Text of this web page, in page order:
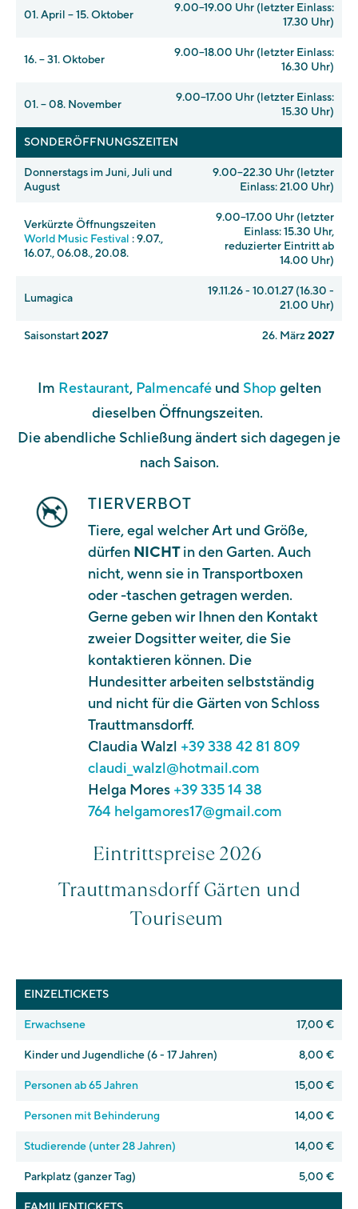
01. April – 15. Oktober
9.00–19.00 Uhr (letzter Einlass:
17.30 Uhr)
16. – 31. Oktober
9.00–18.00 Uhr (letzter Einlass:
16.30 Uhr)
01. – 08. November
9.00–17.00 Uhr (letzter Einlass:
15.30 Uhr)
SONDERÖFFNUNGSZEITEN
Donnerstags im Juni, Juli und
August
9.00–22.30 Uhr (letzter
Einlass: 21.00 Uhr)
Verkürzte Öffnungszeiten
World Music Festival : 9.07.,
16.07., 06.08., 20.08.
9.00–17.00 Uhr (letzter
Einlass: 15.30 Uhr,
reduzierter Eintritt ab
14.00 Uhr)
Lumagica
19.11.26 - 10.01.27 (16.30 -
21.00 Uhr)
Saisonstart2027 26. März2027
Im Restaurant, Palmencafé und Shop gelten
dieselben Öffnungszeiten.
Die abendliche Schließung ändert sich dagegen je
nach Saison.
TIERVERBOT
Tiere, egal welcher Art und Größe,
dürfen NICHTin den Garten. Auch
nicht, wenn sie in Transportboxen
oder -taschen getragen werden.
Gerne geben wir Ihnen den Kontakt
zweier Dogsitter weiter, die Sie
kontaktieren können. Die
Hundesitter arbeiten selbstständig
und nicht für die Gärten von Schloss
Trauttmansdorff.
Claudia Walzl +39 338 42 81 809
claudi_walzl@hotmail.com
Helga Mores +39 335 14 38
764 helgamores17@gmail.com
Eintrittspreise 2026
Trauttmansdorff Gärten und
Touriseum
EINZELTICKETS
Erwachsene 17,00 €
Kinder und Jugendliche (6 - 17 Jahren) 8,00 €
Personen ab 65 Jahren 15,00 €
Personen mit Behinderung 14,00 €
Studierende (unter 28 Jahren) 14,00 €
Parkplatz (ganzer Tag) 5,00 €